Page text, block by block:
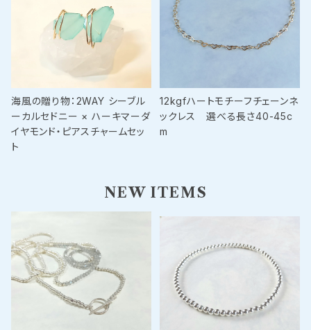
海風の贈り物：2WAY シーブル
ーカルセドニー × ハーキマーダ
イヤモンド・ピアスチャームセッ
ト
12kgfハートモチーフチェーンネ
ックレス 選べる長さ40-45c
m
NEW ITEMS